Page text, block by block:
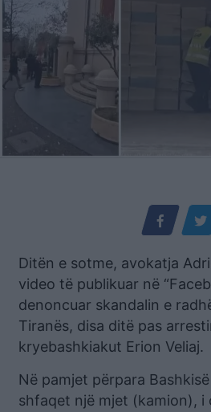
Ditën e sotme, avokatja
video të publikuar në
denoncuar skandalin e
Tiranës, disa ditë pas
kryebashkiakut Erion Veliaj.
Në pamjet përpara
shfaqet një mjet (kamion), i